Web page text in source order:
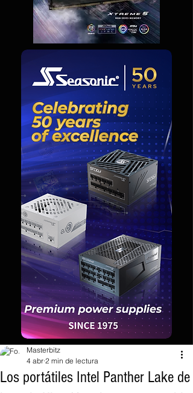
Los portátiles Intel Panther Lake de
Masterbitz
4 abr 2 min de lectura